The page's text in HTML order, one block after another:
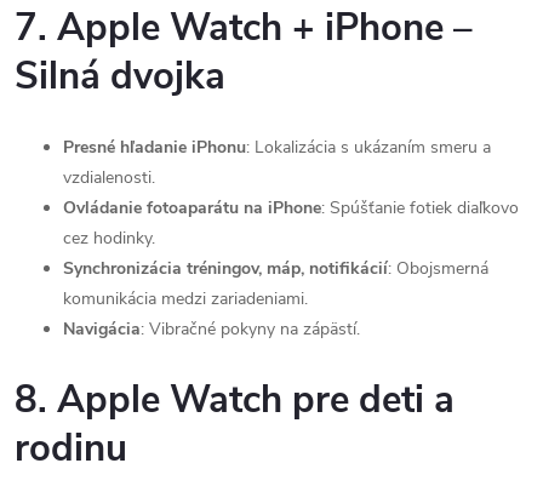
7. Apple Watch + iPhone –
Silná dvojka
Presné hľadanie iPhonu: Lokalizácia s ukázaním smeru a
vzdialenosti.
Ovládanie fotoaparátu na iPhone: Spúšťanie fotiek diaľkovo
cez hodinky.
Synchronizácia tréningov, máp, notifikácií: Obojsmerná
komunikácia medzi zariadeniami.
Navigácia: Vibračné pokyny na zápästí.
8. Apple Watch pre deti a
rodinu